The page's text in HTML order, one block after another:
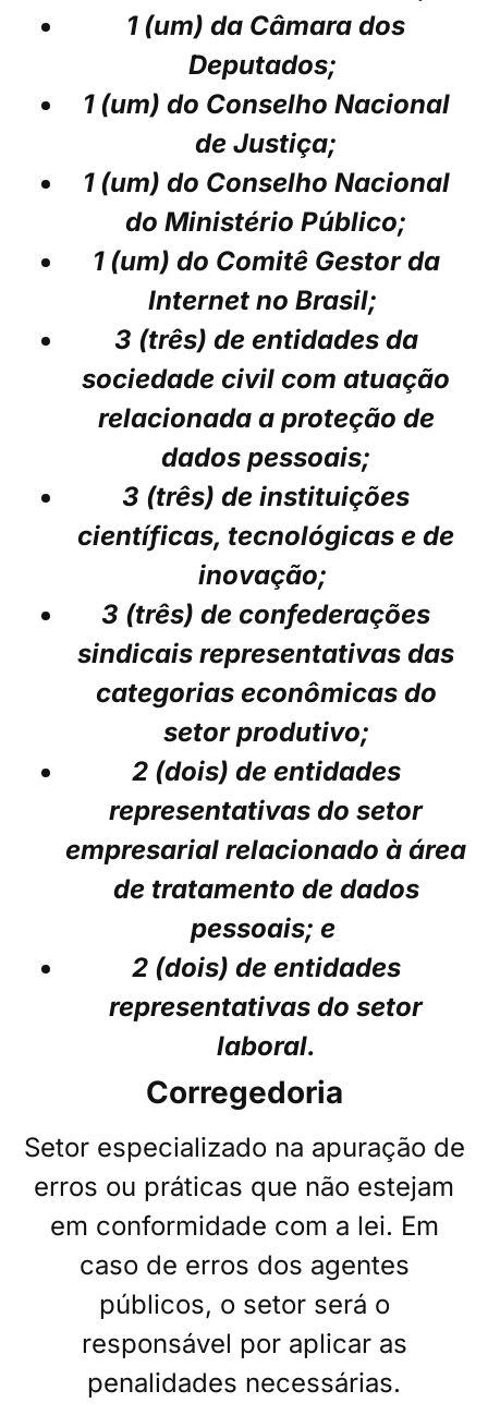
1 (um) da Câmara dos
Deputados;
1 (um) do Conselho Nacional
de Justiça;
1 (um) do Conselho Nacional
do Ministério Público;
1 (um) do Comitê Gestor da
Internet no Brasil;
3 (três) de entidades da
sociedade civil com atuação
relacionada a proteção de
dados pessoais;
3 (três) de instituições
científicas, tecnológicas e de
inovação;
3 (três) de confederações
sindicais representativas das
categorias econômicas do
setor produtivo;
2 (dois) de entidades
representativas do setor
empresarial relacionado à área
de tratamento de dados
pessoais; e
2 (dois) de entidades
representativas do setor
laboral.
Corregedoria
Setor especializado na apuração de
erros ou práticas que não estejam
em conformidade com a lei. Em
caso de erros dos agentes
públicos, o setor será o
responsável por aplicar as
penalidades necessárias.